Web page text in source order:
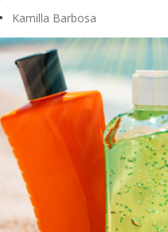
Kamilla Barbosa